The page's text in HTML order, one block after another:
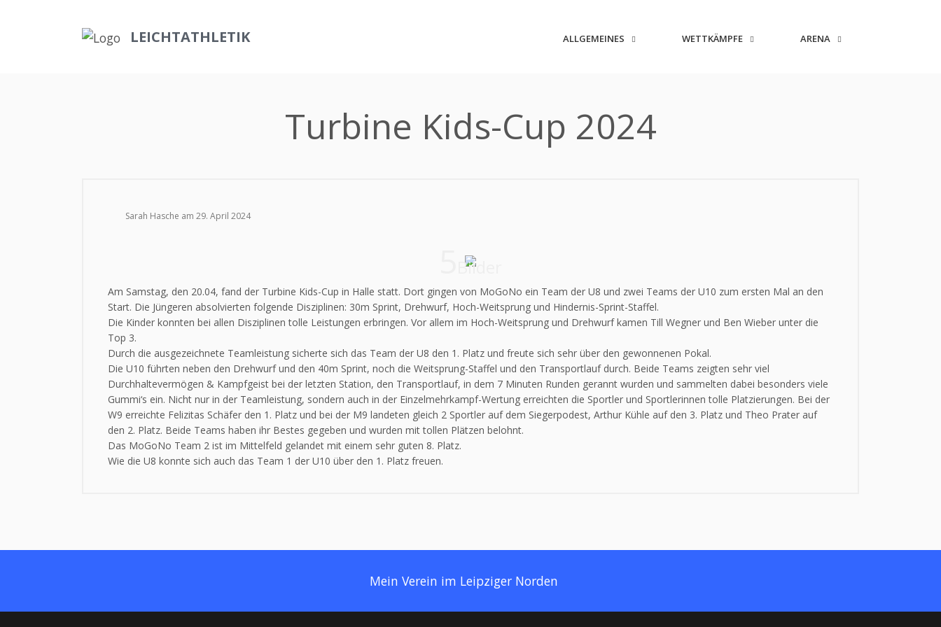
LEICHTATHLETIK ALLGEMEINES WETTKÄMPFE ARENA
Turbine Kids-Cup 2024
Sarah Hasche am 29. April 2024
Bilder
Am Samstag, den 20.04, fand der Turbine Kids-Cup in Halle statt. Dort gingen von MoGoNo ein Team der U8 und zwei Teams der U10 zum ersten Mal an den
Start. Die Jüngeren absolvierten folgende Disziplinen: 30m Sprint, Drehwurf, Hoch-Weitsprung und Hindernis-Sprint-Staffel.
Die Kinder konnten bei allen Disziplinen tolle Leistungen erbringen. Vor allem im Hoch-Weitsprung und Drehwurf kamen Till Wegner und Ben Wieber unter die
Top 3.
Durch die ausgezeichnete Teamleistung sicherte sich das Team der U8 den 1. Platz und freute sich sehr über den gewonnenen Pokal.
Die U10 führten neben den Drehwurf und den 40m Sprint, noch die Weitsprung-Staffel und den Transportlauf durch. Beide Teams zeigten sehr viel
Durchhaltevermögen & Kampfgeist bei der letzten Station, den Transportlauf, in dem 7 Minuten Runden gerannt wurden und sammelten dabei besonders viele
Gummi‘s ein. Nicht nur in der Teamleistung, sondern auch in der Einzelmehrkampf-Wertung erreichten die Sportler und Sportlerinnen tolle Platzierungen. Bei der
W9 erreichte Felizitas Schäfer den 1. Platz und bei der M9 landeten gleich 2 Sportler auf dem Siegerpodest, Arthur Kühle auf den 3. Platz und Theo Prater auf
den 2. Platz. Beide Teams haben ihr Bestes gegeben und wurden mit tollen Plätzen belohnt.
Das MoGoNo Team 2 ist im Mittelfeld gelandet mit einem sehr guten 8. Platz.
Wie die U8 konnte sich auch das Team 1 der U10 über den 1. Platz freuen.
Mein Verein im Leipziger Norden